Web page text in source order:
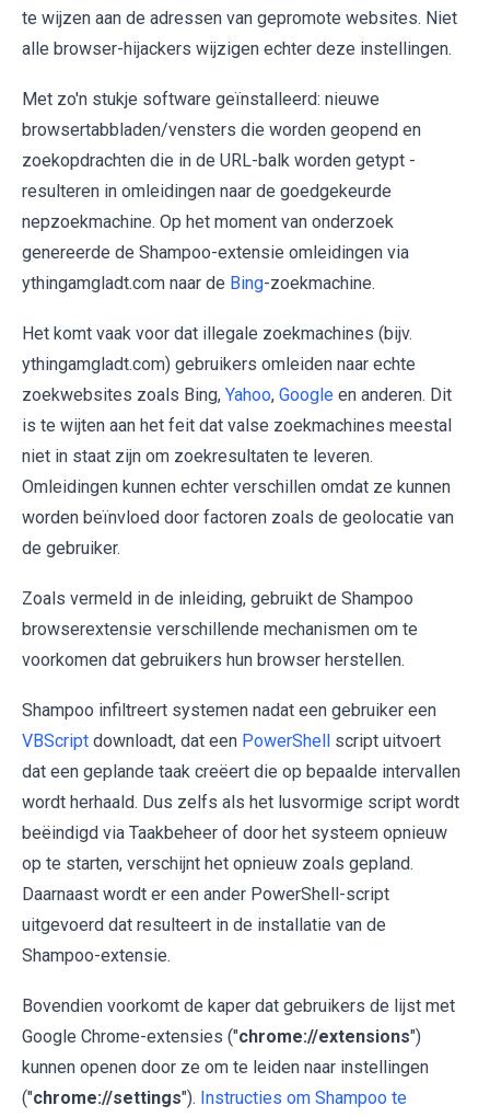
te wijzen aan de adressen van gepromote websites. Niet
alle browser-hijackers wijzigen echter deze instellingen.
Met zo'n stukje software geïnstalleerd: nieuwe
browsertabbladen/vensters die worden geopend en
zoekopdrachten die in de URL-balk worden getypt -
resulteren in omleidingen naar de goedgekeurde
nepzoekmachine. Op het moment van onderzoek
genereerde de Shampoo-extensie omleidingen via
ythingamgladt.com naar de Bing-zoekmachine.
Het komt vaak voor dat illegale zoekmachines (bijv.
ythingamgladt.com) gebruikers omleiden naar echte
zoekwebsites zoals Bing, Yahoo, Google en anderen. Dit
is te wijten aan het feit dat valse zoekmachines meestal
niet in staat zijn om zoekresultaten te leveren.
Omleidingen kunnen echter verschillen omdat ze kunnen
worden beïnvloed door factoren zoals de geolocatie van
de gebruiker.
Zoals vermeld in de inleiding, gebruikt de Shampoo
browserextensie verschillende mechanismen om te
voorkomen dat gebruikers hun browser herstellen.
Shampoo infiltreert systemen nadat een gebruiker een
VBScript downloadt, dat een PowerShell
script uitvoert
dat een geplande taak creëert die op bepaalde intervallen
wordt herhaald. Dus zelfs als het lusvormige script wordt
beëindigd via Taakbeheer of door het systeem opnieuw
op te starten, verschijnt het opnieuw zoals gepland.
Daarnaast wordt er een ander PowerShell-script
uitgevoerd dat resulteert in de installatie van de
Shampoo-extensie.
Bovendien voorkomt de kaper dat gebruikers de lijst met
Google Chrome-extensies ("chrome://extensions")
kunnen openen door ze om te leiden naar instellingen
("chrome://settings"). Instructies om Shampoo te